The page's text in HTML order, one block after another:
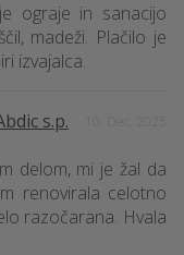
ograje in sanacijo
madeži. Plačilo je
izvajalca.
s.p.
delom, mi je žal da
renovirala celotno
razočarana. Hvala